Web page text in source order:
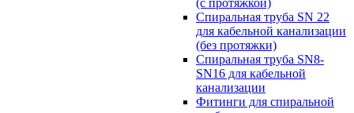
(с протяжкой)
Спиральная труба SN 22
для кабельной канализации
(без протяжки)
Спиральная труба SN8-
SN16 для кабельной
канализации
Фитинги для спиральной